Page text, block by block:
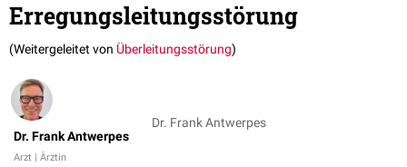
Erregungsleitungsstörung
(Weitergeleitet von Überleitungsstörung)
Dr. Frank Antwerpes
Arzt | Ärztin
Dr. Frank Antwerpes